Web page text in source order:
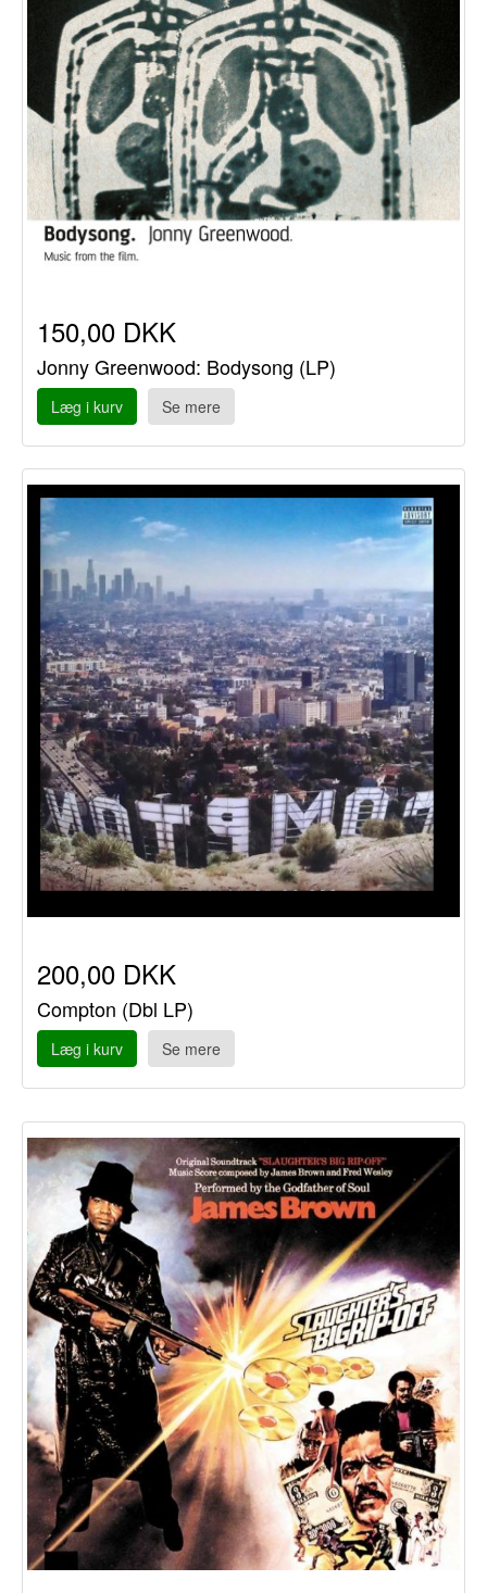
150,00 DKK
Jonny Greenwood: Bodysong (LP)
Læg i kurv Se mere
200,00 DKK
Compton (Dbl LP)
Læg i kurv Se mere